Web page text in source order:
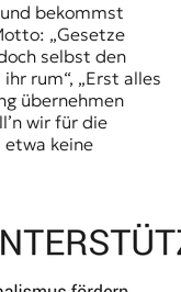
und bekommst
„Gesetze
selbst den
rum“, „Erst alles
übernehmen
wir für die
etwa keine